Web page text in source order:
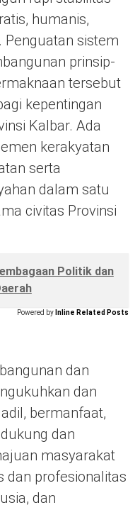
humanis,
Penguatan sistem
prinsip-
tersebut
kepentingan
Kalbar. Ada
kerakyatan
serta
dalam satu
civitas Provinsi
Politik dan
Powered by Inline Related Posts
dan
dan
bermanfaat,
dan
masyarakat
dan profesionalitas
dan